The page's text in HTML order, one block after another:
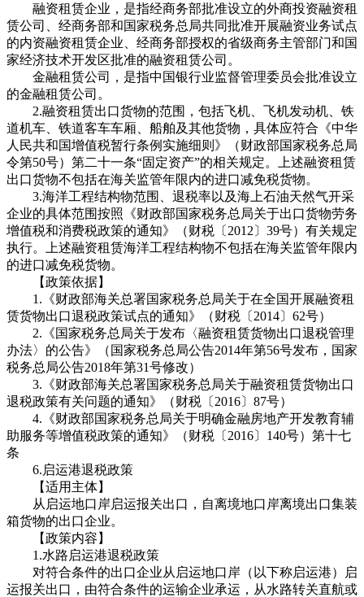
融资租赁企业，是指经商务部批准设立的外商投资融资租
赁公司、经商务部和国家税务总局共同批准开展融资业务试点
的内资融资租赁企业、经商务部授权的省级商务主管部门和国
家经济技术开发区批准的融资租赁公司。
金融租赁公司，是指中国银行业监督管理委员会批准设立
的金融租赁公司。
2.融资租赁出口货物的范围，包括飞机、飞机发动机、铁
道机车、铁道客车车厢、船舶及其他货物，具体应符合《中华
人民共和国增值税暂行条例实施细则》（财政部国家税务总局
令第50号）第二十一条“固定资产”的相关规定。上述融资租赁
出口货物不包括在海关监管年限内的进口减免税货物。
3.海洋工程结构物范围、退税率以及海上石油天然气开采
企业的具体范围按照《财政部国家税务总局关于出口货物劳务
增值税和消费税政策的通知》（财税〔2012〕39号）有关规定
执行。上述融资租赁海洋工程结构物不包括在海关监管年限内
的进口减免税货物。
【政策依据】
1.《财政部海关总署国家税务总局关于在全国开展融资租
赁货物出口退税政策试点的通知》（财税〔2014〕62号）
2.《国家税务总局关于发布〈融资租赁货物出口退税管理
办法〉的公告》（国家税务总局公告2014年第56号发布，国家
税务总局公告2018年第31号修改）
3.《财政部海关总署国家税务总局关于融资租赁货物出口
退税政策有关问题的通知》（财税〔2016〕87号）
4.《财政部国家税务总局关于明确金融房地产开发教育辅
助服务等增值税政策的通知》（财税〔2016〕140号）第十七
条
6.启运港退税政策
【适用主体】
从启运地口岸启运报关出口，自离境地口岸离境出口集装
箱货物的出口企业。
【政策内容】
1.水路启运港退税政策
对符合条件的出口企业从启运地口岸（以下称启运港）启
运报关出口，由符合条件的运输企业承运，从水路转关直航或